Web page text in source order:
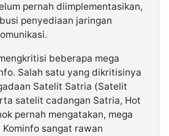
pernah diimplementasikan,
penyediaan jaringan
beberapa mega
Salah satu yang dikritisinya
Satelit Satria (Satelit
satelit cadangan Satria, Hot
pernah mengatakan, mega
sangat rawan